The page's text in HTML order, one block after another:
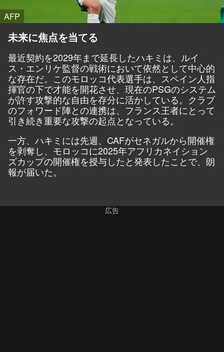
AFP
未来に焦点を当てる
最近契約を2029年まで延長したハキミは、ルイ
ス・エンリケ監督の戦術において依然として中心的
な存在だ。このモロッコ代表選手は、スペイン人指
揮官の下で才能を開花させ、現在のPSGのシステム
が許す攻撃的な自由を存分に活かしている。クラブ
のフォワード陣との連携は、フランス王者にとって
引き続き重要な攻撃の起点となっている。
一方、ハキミには先週、CAFがセネガルから開催権
を剥奪し、モロッコに2025年アフリカネイション
ズカップの開催権を授与したと発表したことで、朗
報が届いた。